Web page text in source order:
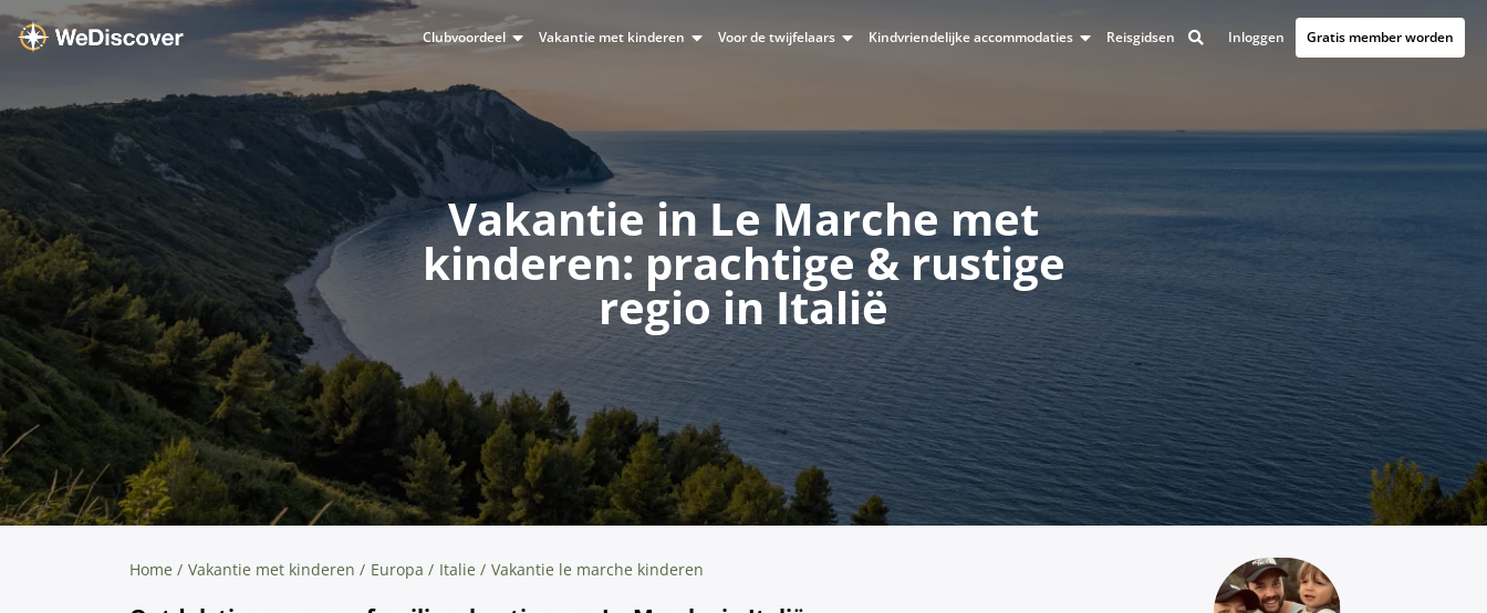
Clubvoordeel Vakantie met kinderen Voor de twijfelaars Kindvriendelijke accommodaties Reisgidsen Inloggen Gratis member worden
Vakantie in Le Marche met
kinderen: prachtige & rustige
regio in Italië
Home Vakantie met kinderen Europa Italie Vakantie le marche kinderen